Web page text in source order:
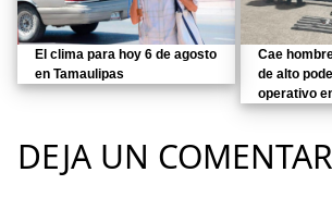
El clima para hoy 6 de agosto
en Tamaulipas
Cae
de alto
operativo
DEJA UN